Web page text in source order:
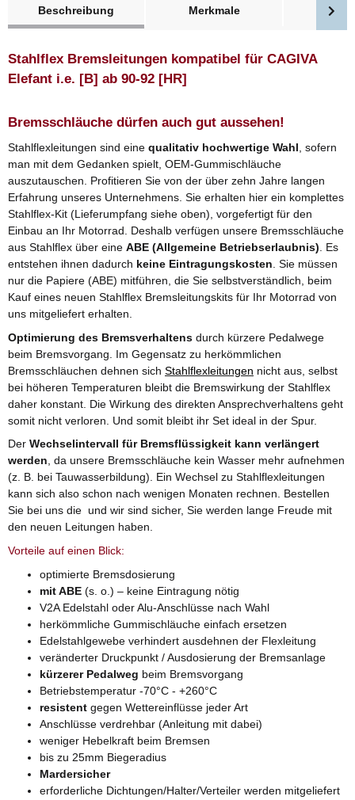
Beschreibung
Merkmale
Stahlflex Bremsleitungen kompatibel für CAGIVA
Elefant i.e. [B] ab 90-92 [HR]
Bremsschläuche dürfen auch gut aussehen!
Stahlflexleitungen sind eine qualitativ hochwertige Wahl , sofern
man mit dem Gedanken spielt, OEM-Gummischläuche
auszutauschen. Profitieren Sie von der über zehn Jahre langen
Erfahrung unseres Unternehmens. Sie erhalten hier ein komplettes
Stahlflex-Kit (Lieferumpfang siehe oben), vorgefertigt für den
Einbau an Ihr Motorrad. Deshalb verfügen unsere Bremsschläuche
aus Stahlflex über eine ABE (Allgemeine Betriebserlaubnis) . Es
entstehen ihnen dadurch keine Eintragungskosten . Sie müssen
nur die Papiere (ABE) mitführen, die Sie selbstverständlich, beim
Kauf eines neuen Stahlflex Bremsleitungskits für Ihr Motorrad von
uns mitgeliefert erhalten.
Optimierung des Bremsverhaltens durch kürzere Pedalwege
beim Bremsvorgang. Im Gegensatz zu herkömmlichen
Bremsschläuchen dehnen sich Stahlflexleitungen nicht aus, selbst
bei höheren Temperaturen bleibt die Bremswirkung der Stahlflex
daher konstant. Die Wirkung des direkten Ansprechverhaltens geht
somit nicht verloren. Und somit bleibt ihr Set ideal in der Spur.
Der Wechselintervall für Bremsflüssigkeit kann verlängert
werden, da unsere Bremsschläuche kein Wasser mehr aufnehmen
(z. B. bei Tauwasserbildung). Ein Wechsel zu Stahlflexleitungen
kann sich also schon nach wenigen Monaten rechnen. Bestellen
Sie bei uns die und wir sind sicher, Sie werden lange Freude mit
den neuen Leitungen haben.
Vorteile auf einen Blick:
optimierte Bremsdosierung
mit ABE (s. o.) – keine Eintragung nötig
V2A Edelstahl oder Alu-Anschlüsse nach Wahl
herkömmliche Gummischläuche einfach ersetzen
Edelstahlgewebe verhindert ausdehnen der Flexleitung
veränderter Druckpunkt / Ausdosierung der Bremsanlage
kürzerer Pedalweg beim Bremsvorgang
Betriebstemperatur -70°C - +260°C
resistent gegen Wettereinflüsse jeder Art
Anschlüsse verdrehbar (Anleitung mit dabei)
weniger Hebelkraft beim Bremsen
bis zu 25mm Biegeradius
Mardersicher
erforderliche Dichtungen/Halter/Verteiler werden mitgeliefert